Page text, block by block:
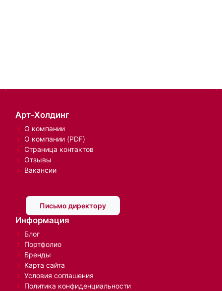
Арт-Холдинг
О компании
О компании (PDF)
Страница контактов
Отзывы
Вакансии
Письмо директору
Информация
Блог
Портфолио
Бренды
Карта сайта
Условия соглашения
Политика конфиденциальности